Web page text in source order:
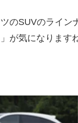
のSUVのライ
が気になります